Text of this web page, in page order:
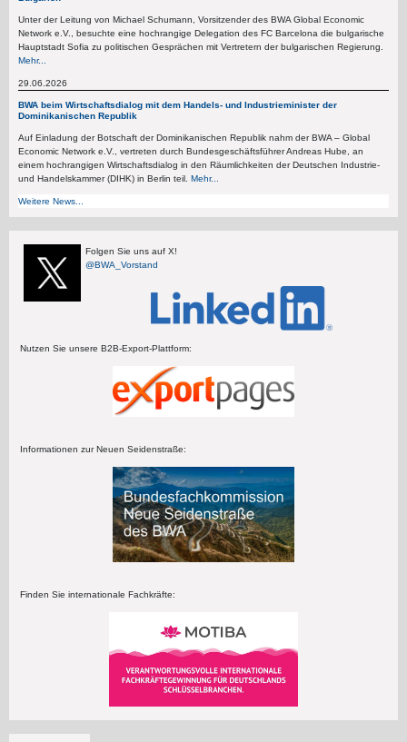
Unter der Leitung von Michael Schumann, Vorsitzender des BWA Global Economic
Network e.V., besuchte eine hochrangige Delegation des FC Barcelona die bulgarische
Hauptstadt Sofia zu politischen Gesprächen mit Vertretern der bulgarischen Regierung.
Mehr...
29.06.2026
BWA beim Wirtschaftsdialog mit dem Handels- und Industrieminister der
Dominikanischen Republik
Auf Einladung der Botschaft der Dominikanischen Republik nahm der BWA – Global
Economic Network e.V., vertreten durch Bundesgeschäftsführer Andreas Hube, an
einem hochrangigen Wirtschaftsdialog in den Räumlichkeiten der Deutschen Industrie-
und Handelskammer (DIHK) in Berlin teil. Mehr...
Weitere News...
Folgen Sie uns auf X!
@BWA_Vorstand
Nutzen Sie unsere B2B-Export-Plattform:
Informationen zur Neuen Seidenstraße:
Finden Sie internationale Fachkräfte: